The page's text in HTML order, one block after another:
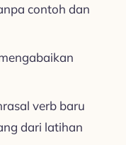
contoh dan
verb baru
dari latihan